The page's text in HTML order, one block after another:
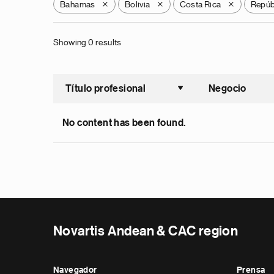
Bahamas X Bolivia X Costa Rica X
Showing 0 results
Título profesional
Ordenar
Negocio
No content has been found.
Novartis Andean & CAC region
Navegador Prensa